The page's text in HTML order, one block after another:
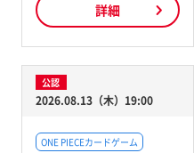
詳細
公認
2026.08.13（木）19:00
ONE PIECEカードゲーム